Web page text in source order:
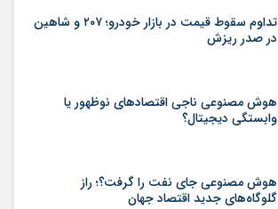
تداوم سقوط قیمت در بازار خودرو؛ ۲۰۷ و شاهین
در صدر ریزش
هوش مصنوعی ناجی اقتصادهای نوظهور یا
وابستگی دیجیتال؟
هوش مصنوعی جای نفت را گرفت؟؛ راز
گلوگاه‌های جدید اقتصاد جهان